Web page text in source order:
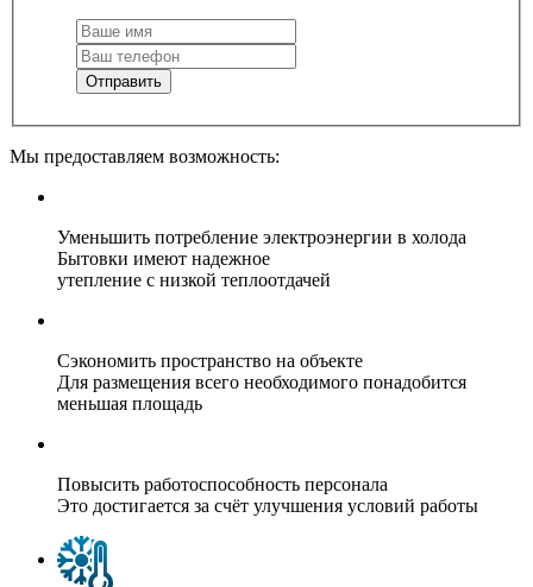
Отправить
Мы предоставляем возможность:
Уменьшить потребление электроэнергии в холода
Бытовки имеют надежное
утепление с низкой теплоотдачей
Сэкономить пространство на объекте
Для размещения всего необходимого понадобится
меньшая площадь
Повысить работоспособность персонала
Это достигается за счёт улучшения условий работы